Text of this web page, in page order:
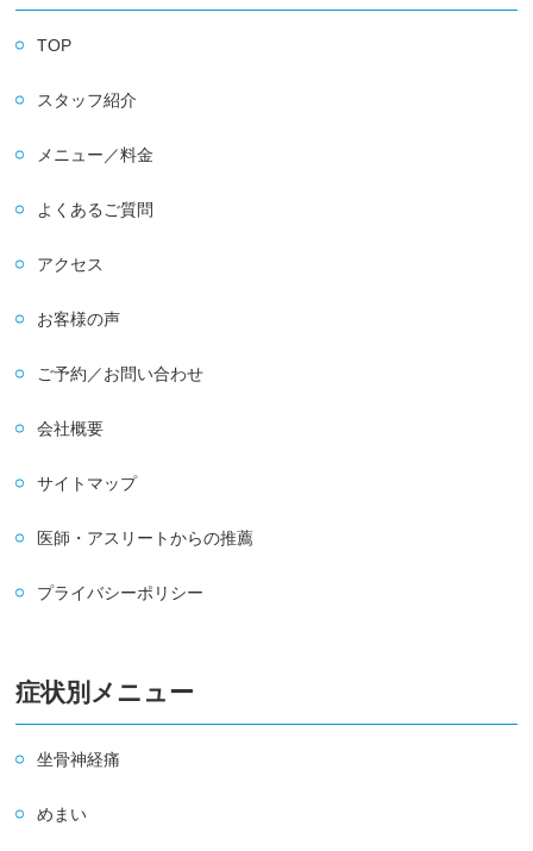
TOP
スタッフ紹介
メニュー／料金
よくあるご質問
アクセス
お客様の声
ご予約／お問い合わせ
会社概要
サイトマップ
医師・アスリートからの推薦
プライバシーポリシー
症状別メニュー
坐骨神経痛
めまい